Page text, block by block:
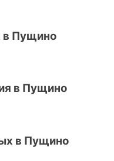
в Пущино
в Пущино
в Пущино